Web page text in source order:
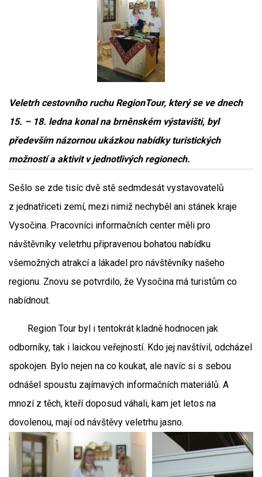
Veletrh cestovního ruchu RegionTour, který se ve dnech
15. – 18. ledna konal na brněnském výstavišti, byl
především názornou ukázkou nabídky turistických
možností a aktivit v jednotlivých regionech.
Sešlo se zde tisíc dvě stě sedmdesát vystavovatelů
z jednatřiceti zemí, mezi nimiž nechyběl ani stánek kraje
Vysočina. Pracovníci informačních center měli pro
návštěvníky veletrhu připravenou bohatou nabídku
všemožných atrakcí a lákadel pro návštěvníky našeho
regionu. Znovu se potvrdilo, že Vysočina má turistům co
nabídnout.
Region Tour byl i tentokrát kladně hodnocen jak
odborníky, tak i laickou veřejností. Kdo jej navštívil, odcházel
spokojen. Bylo nejen na co koukat, ale navíc si s sebou
odnášel spoustu zajímavých informačních materiálů. A
mnozí z těch, kteří doposud váhali, kam jet letos na
dovolenou, mají od návštěvy veletrhu jasno.